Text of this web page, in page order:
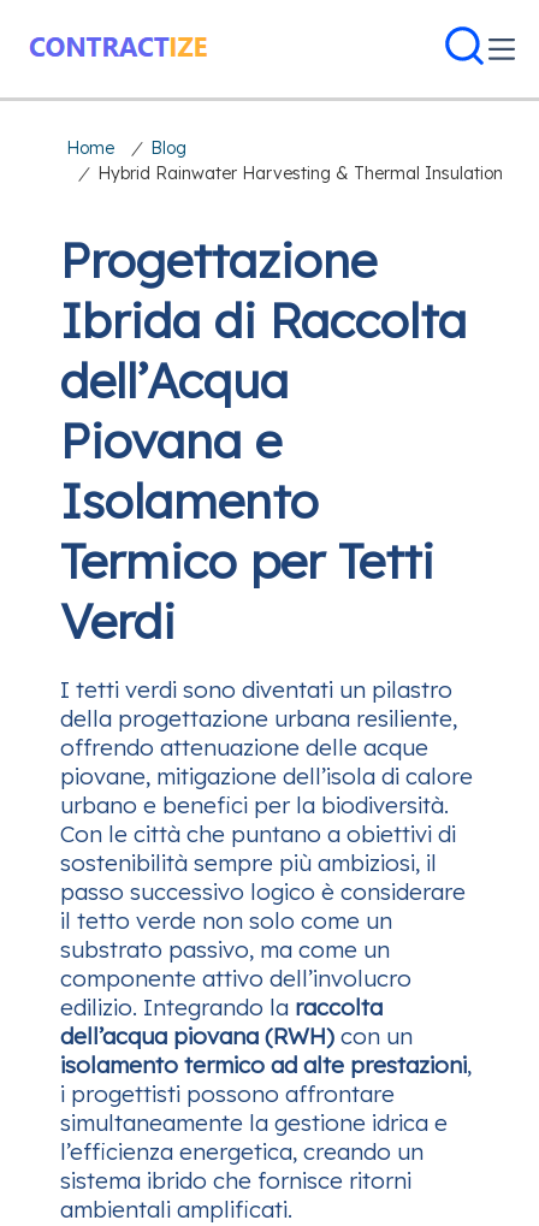
Home / Blog
/ Hybrid Rainwater Harvesting & Thermal Insulation
Progettazione
Ibrida di Raccolta
dell’Acqua
Piovana e
Isolamento
Termico per Tetti
Verdi
I tetti verdi sono diventati un pilastro
della progettazione urbana resiliente,
offrendo attenuazione delle acque
piovane, mitigazione dell’isola di calore
urbano e benefici per la biodiversità.
Con le città che puntano a obiettivi di
sostenibilità sempre più ambiziosi, il
passo successivo logico è considerare
il tetto verde non solo come un
substrato passivo, ma come un
componente attivo dell’involucro
edilizio. Integrando la raccolta
dell’acqua piovana (RWH) con un
isolamento termico ad alte prestazioni,
i progettisti possono affrontare
simultaneamente la gestione idrica e
l’efficienza energetica, creando un
sistema ibrido che fornisce ritorni
ambientali amplificati.